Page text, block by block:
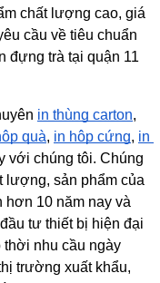
chất lượng cao, giá
cầu về tiêu chuẩn
đựng trà tại quận 11
in thùng carton
quà, in hộp cứng, in
với chúng tôi. Chúng
lượng, sản phẩm của
10 năm nay và
tư thiết bị hiện đại
thời nhu cầu ngày
trường xuất khẩu,